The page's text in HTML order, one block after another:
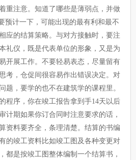
重注意。知道了哪些是薄弱点，并做
预计一下，可能出现的最有利和最不
应的结算策略。与对方接触时，要注
礼仪，既是代表单位的形象，又是为
开展工作。不要轻易表态，尽量留有
考，仓促间很容易作出错误决定。对
题，要学的也不在建筑学的课程里。
程序，你在竣工报告拿到手14天以后
计期如果你订合同时注意要求的话，
资料要齐全，条理清楚。结算的书编
的竣工资料比如竣工图及各种变更对
都是按竣工图整体编制一个结算书，